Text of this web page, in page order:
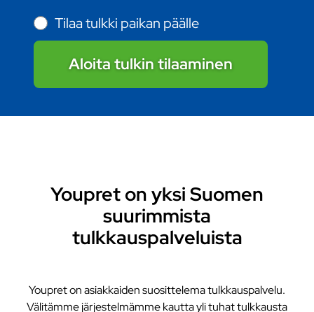
Tilaa tulkki paikan päälle
Aloita tulkin tilaaminen
Youpret on yksi Suomen
suurimmista
tulkkauspalveluista
Youpret on asiakkaiden suosittelema tulkkauspalvelu.
Välitämme järjestelmämme kautta yli tuhat tulkkausta